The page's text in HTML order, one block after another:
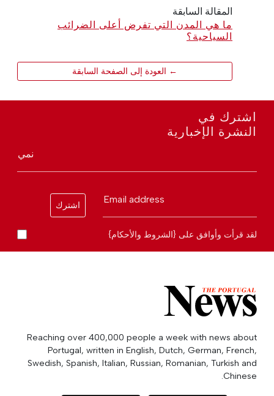
المقالة السابقة
ما هي المدن التي تفرض أعلى الضرائب
السياحية؟
← العودة إلى الصفحة السابقة
اشترك في
النشرة الإخبارية
نمي
Email address
اشترك
لقد قرأت وأوافق على {الشروط والأحكام}
Reaching over 400,000 people a week with news about
Portugal, written in English, Dutch, German, French,
Swedish, Spanish, Italian, Russian, Romanian, Turkish and
Chinese.